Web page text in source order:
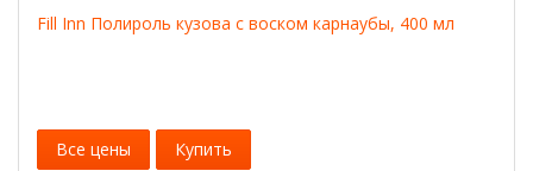
Fill Inn Полироль кузова с воском карнаубы, 400 мл
Все цены Купить